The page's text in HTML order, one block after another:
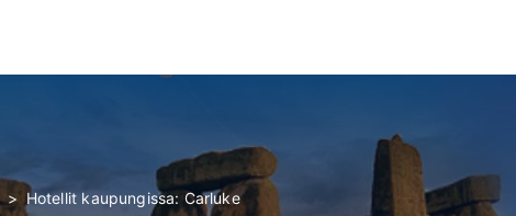
Hotellit kaupungissa: Carluke